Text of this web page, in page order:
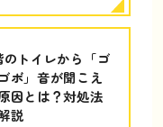
のトイレから「ゴ
ボ」音が聞こえ
因とは？対処法
説